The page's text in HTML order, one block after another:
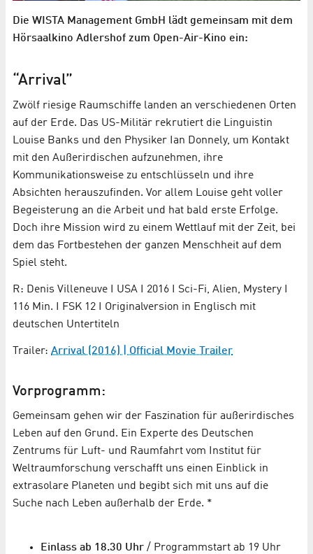
Die WISTA Management GmbH lädt gemeinsam mit dem
Hörsaalkino Adlershof zum Open-Air-Kino ein:
“Arrival”
Zwölf riesige Raumschiffe landen an verschiedenen Orten
auf der Erde. Das US-Militär rekrutiert die Linguistin
Louise Banks und den Physiker Ian Donnely, um Kontakt
mit den Außerirdischen aufzunehmen, ihre
Kommunikationsweise zu entschlüsseln und ihre
Absichten herauszufinden. Vor allem Louise geht voller
Begeisterung an die Arbeit und hat bald erste Erfolge.
Doch ihre Mission wird zu einem Wettlauf mit der Zeit, bei
dem das Fortbestehen der ganzen Menschheit auf dem
Spiel steht.
R: Denis Villeneuve I USA I 2016 I Sci-Fi, Alien, Mystery I
116 Min. I FSK 12 I Originalversion in Englisch mit
deutschen Untertiteln
Trailer: Arrival (2016) | Official Movie Trailer
Vorprogramm:
Gemeinsam gehen wir der Faszination für außerirdisches
Leben auf den Grund. Ein Experte des Deutschen
Zentrums für Luft- und Raumfahrt vom Institut für
Weltraumforschung verschafft uns einen Einblick in
extrasolare Planeten und begibt sich mit uns auf die
Suche nach Leben außerhalb der Erde. *
Einlass ab 18.30 Uhr / Programmstart ab 19 Uhr